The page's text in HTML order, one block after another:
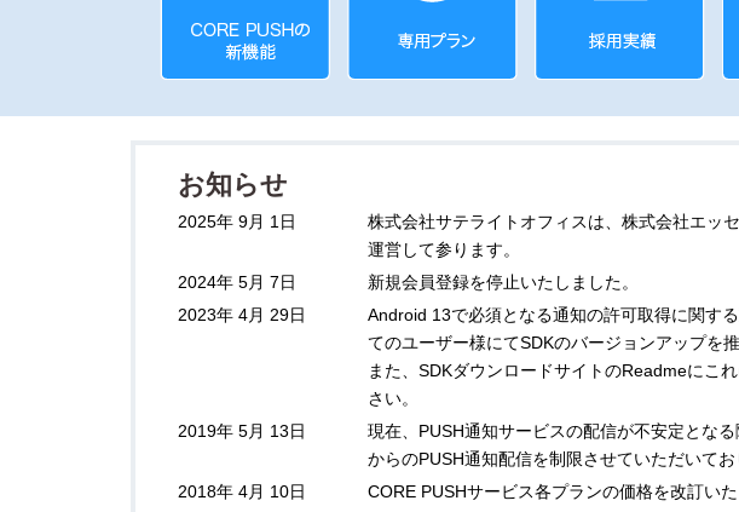
お知らせ
2025年 9月 1日
株式会社サテライトオフィスは、株式会社エッ
運営して参ります。
2024年 5月 7日
新規会員登録を停止いたしました。
2023年 4月 29日
Android 13で必須となる通知の許可取得に関す
てのユーザー様にてSDKのバージョンアップを
また、SDKダウンロードサイトのReadmeにこ
さい。
2019年 5月 13日
現在、PUSH通知サービスの配信が不安定とな
からのPUSH通知配信を制限させていただいてお
2018年 4月 10日
CORE PUSHサービス各プランの価格を改訂いた